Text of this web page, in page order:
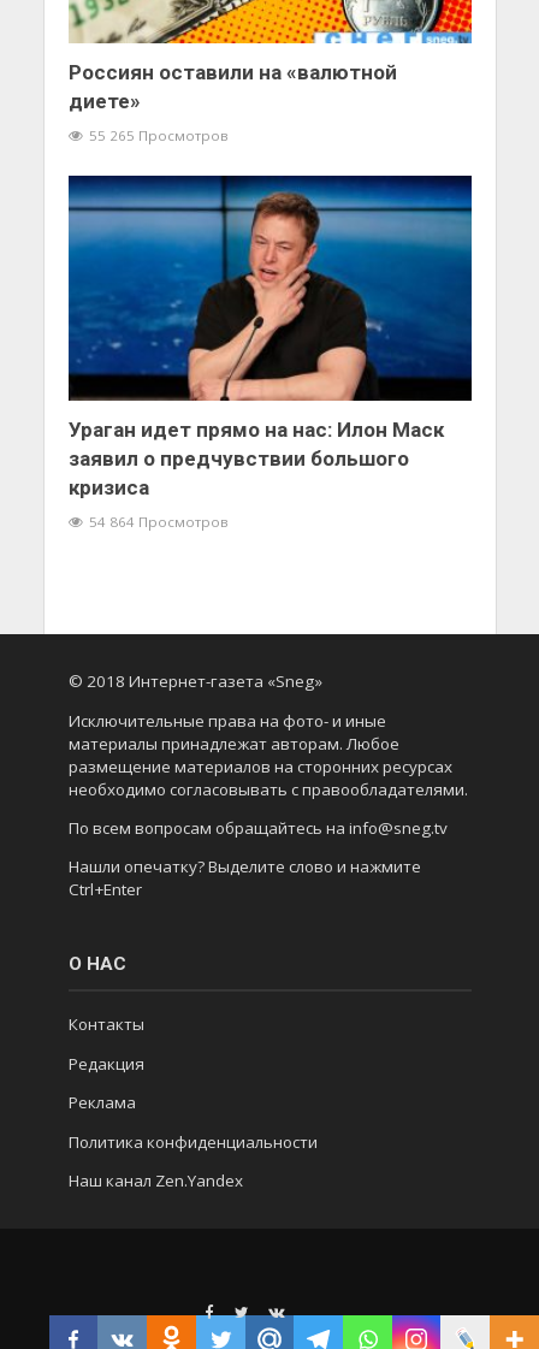
Россиян оставили на «валютной
диете»
55 265 Просмотров
Ураган идет прямо на нас: Илон Маск
заявил о предчувствии большого
кризиса
54 864 Просмотров
© 2018 Интернет-газета «Sneg»
Исключительные права на фото- и иные
материалы принадлежат авторам. Любое
размещение материалов на сторонних ресурсах
необходимо согласовывать с правообладателями.
По всем вопросам обращайтесь на info@sneg.tv
Нашли опечатку? Выделите слово и нажмите
Ctrl+Enter
О НАС
Контакты
Редакция
Реклама
Политика конфиденциальности
Наш канал Zen.Yandex